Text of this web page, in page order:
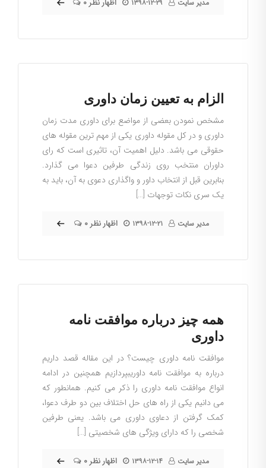
مدیر سایت ۱۳۹۸-۱۲-۲۹ ۰ اظهار نظر
الزام به تعیین زمان داوری
مشخص نمودن بعضی از مواضع برای داوری مدت زمان
داوری و در کل مقوله داوری یکی از مهم ترین مقوله های
حقوقی می باشد. دلیل اهمیت آن، تاثیری است که رای
داوران منتخب روی زندگی طرفین دعوا می گذارد.
بنابرین قبل از انتخاب داور و واگذاری دعوی به آن، باید به
یک سری نکات توجهات […]
مدیر سایت ۱۳۹۸-۱۲-۲۱ ۰ اظهار نظر
همه چیز درباره موافقت نامه
داوری
موافقت نامه داوری چیست؟ در این مقاله قصد داریم
درباره به موافقت نامه داوریبپردازیم همچنین در ادامه
انواع موافقت نامه داوری را ذکر می کنیم. همانطور که
می دانیم یکی از راه های حل اختلاف بین دو طرف دعوا،
کمک گرفتن از دعاوی داوری می باشد. یعنی طرفین
شخصی را که دارای ویژگی های شخصیتی […]
مدیر سایت ۱۳۹۸-۱۲-۱۴ ۰ اظهار نظر